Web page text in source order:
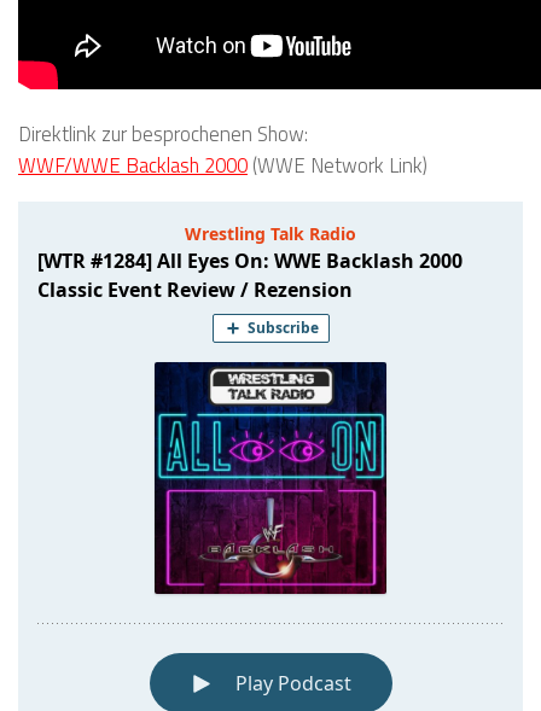
Direktlink zur besprochenen Show:
WWF/WWE Backlash 2000 (WWE Network Link)